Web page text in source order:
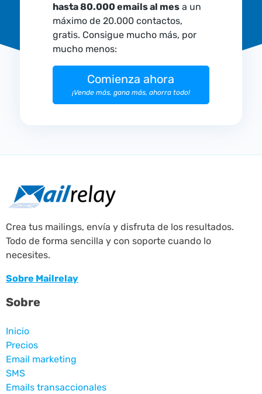
hasta 80.000 emails al mesa un
máximo de 20.000 contactos,
gratis. Consigue mucho más, por
mucho menos:
Comienza ahora
¡Vende más, gana más, ahorra todo!
Crea tus mailings, envía y disfruta de los resultados.
Todo de forma sencilla y con soporte cuando lo
necesites.
Sobre Mailrelay
Sobre
Inicio
Precios
Email marketing
SMS
Emails transaccionales